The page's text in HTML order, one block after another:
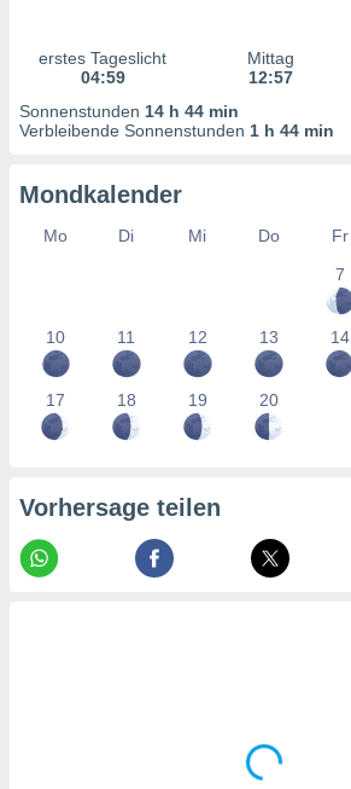
durch
und der
1199
erstes Tageslicht
04:59
Mittag
12:57
Sonnenstunden 14 h 44 min
Verbleibende Sonnenstunden 1 h 44 min
Mondkalender
Mo Di Mi Do Fr
7
10 11 12 13 14
17 18 19 20
Vorhersage teilen